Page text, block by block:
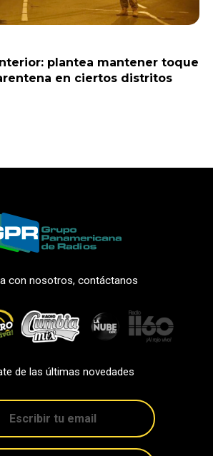
plantea mantener toque
en ciertos distritos
con nosotros, contáctanos
de las últimas novedades